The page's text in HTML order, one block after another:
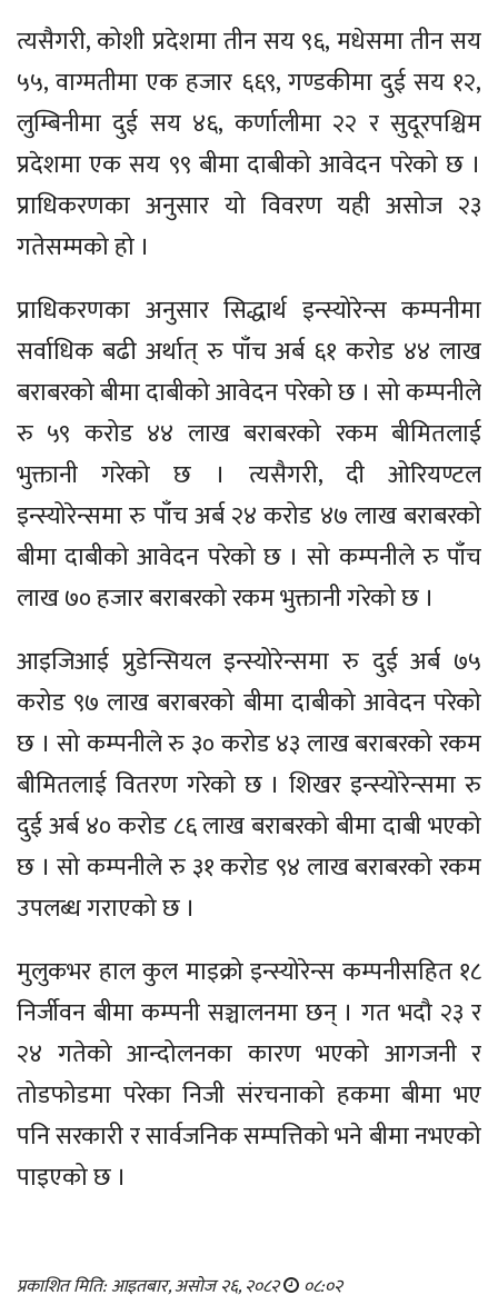
त्यसैगरी, कोशी प्रदेशमा तीन सय ९६, मधेसमा तीन सय
५५, वाग्मतीमा एक हजार ६६९, गण्डकीमा दुई सय १२,
लुम्बिनीमा दुई सय ४६, कर्णालीमा २२ र सुदूरपश्चिम
प्रदेशमा एक सय ९९ बीमा दाबीको आवेदन परेको छ ।
प्राधिकरणका अनुसार यो विवरण यही असोज २३
गतेसम्मको हो ।
प्राधिकरणका अनुसार सिद्धार्थ इन्स्योरेन्स कम्पनीमा
सर्वाधिक बढी अर्थात् रु पाँच अर्ब ६१ करोड ४४ लाख
बराबरको बीमा दाबीको आवेदन परेको छ । सो कम्पनीले
रु ५९ करोड ४४ लाख बराबरको रकम बीमितलाई
भुक्तानी गरेको छ । त्यसैगरी, दी ओरियण्टल
इन्स्योरेन्समा रु पाँच अर्ब २४ करोड ४७ लाख बराबरको
बीमा दाबीको आवेदन परेको छ । सो कम्पनीले रु पाँच
लाख ७० हजार बराबरको रकम भुक्तानी गरेको छ ।
आइजिआई प्रुडेन्सियल इन्स्योरेन्समा रु दुई अर्ब ७५
करोड ९७ लाख बराबरको बीमा दाबीको आवेदन परेको
छ । सो कम्पनीले रु ३० करोड ४३ लाख बराबरको रकम
बीमितलाई वितरण गरेको छ । शिखर इन्स्योरेन्समा रु
दुई अर्ब ४० करोड ८६ लाख बराबरको बीमा दाबी भएको
छ । सो कम्पनीले रु ३१ करोड ९४ लाख बराबरको रकम
उपलब्ध गराएको छ ।
मुलुकभर हाल कुल माइक्रो इन्स्योरेन्स कम्पनीसहित १८
निर्जीवन बीमा कम्पनी सञ्चालनमा छन् । गत भदौ २३ र
२४ गतेको आन्दोलनका कारण भएको आगजनी र
तोडफोडमा परेका निजी संरचनाको हकमा बीमा भए
पनि सरकारी र सार्वजनिक सम्पत्तिको भने बीमा नभएको
पाइएको छ ।
प्रकाशित मिति: आइतबार, असोज २६, २०८२ ०८:०२